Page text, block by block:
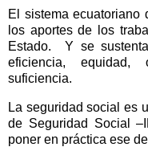
El sistema ecuatoriano
los aportes de los
Estado.
Y se
eficiencia, equidad,
suficiencia.
La seguridad social es
de Seguridad Social
poner en práctica ese